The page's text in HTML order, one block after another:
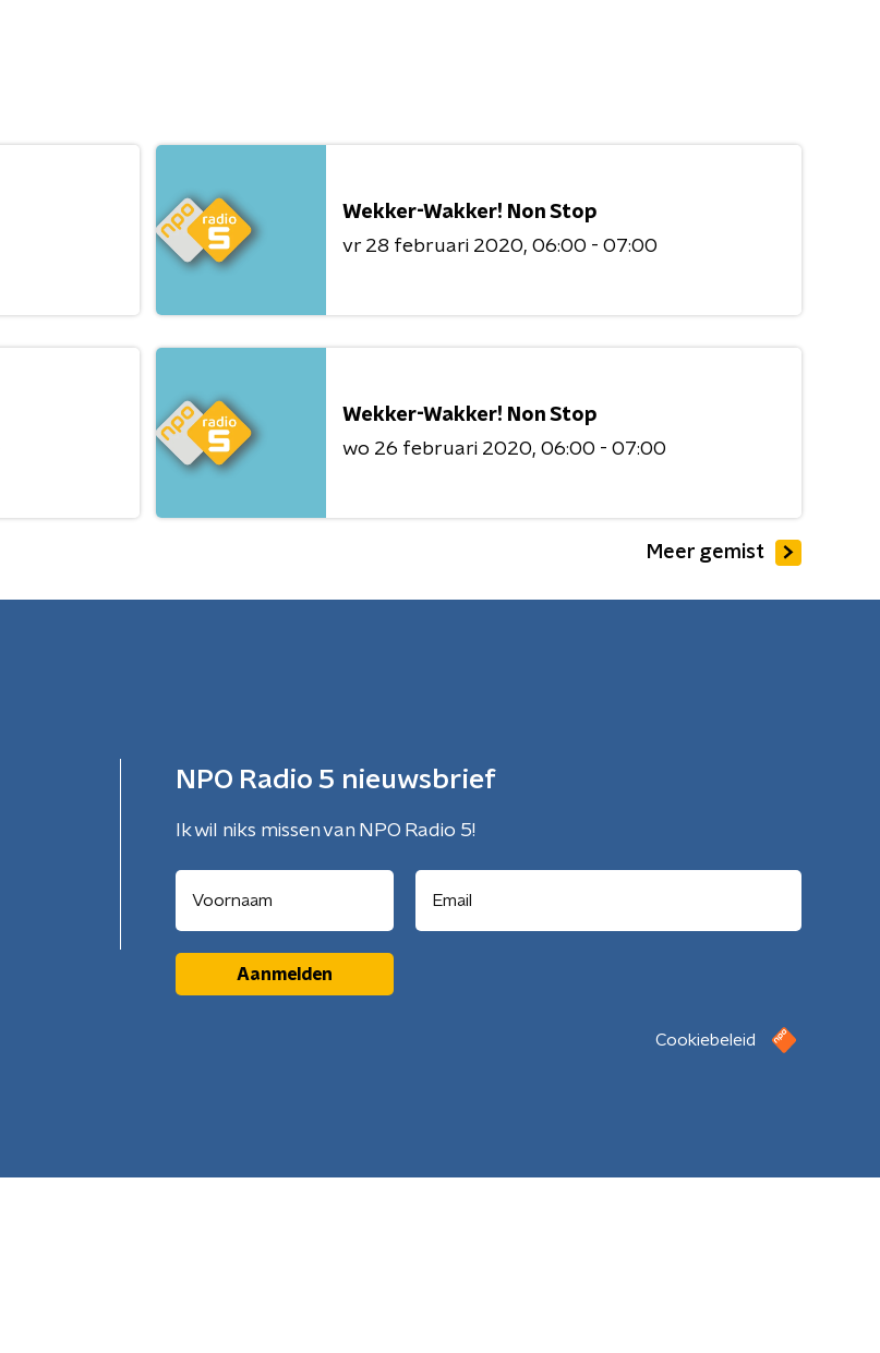
Wekker-Wakker! Non Stop
vr 28 februari 2020 06:00 - 07:00
Wekker-Wakker! Non Stop
wo 26 februari 2020 06:00 - 07:00
Meer gemist
NPO Radio 5 nieuwsbrief
Ik wil niks missen van NPO Radio 5!
Aanmelden
Cookiebeleid